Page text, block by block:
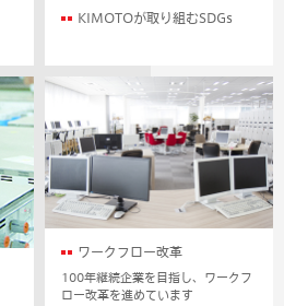
KIMOTOが取り組むSDGs
ワークフロー改革
100年継続企業を目指し、ワークフ
ロー改革を進めています